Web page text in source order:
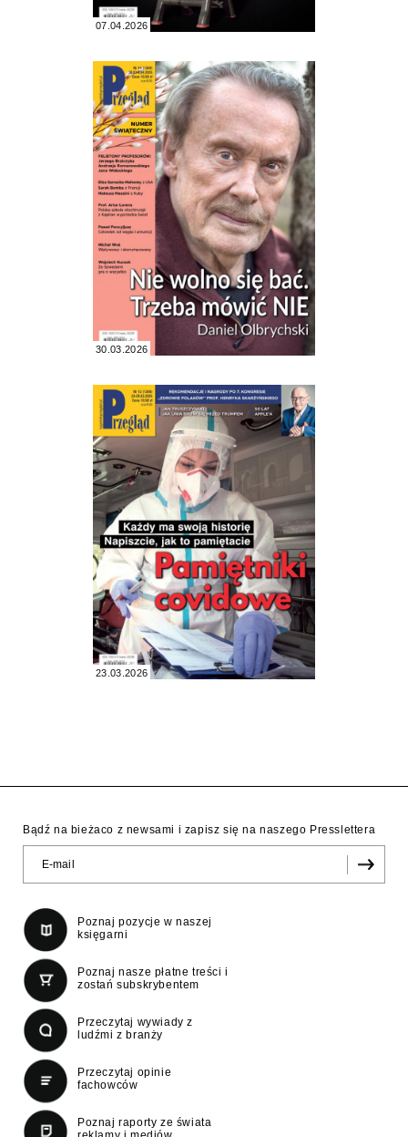
07.04.2026
30.03.2026
23.03.2026
Bądź na bieżaco z newsami i zapisz się na naszego Presslettera
Poznaj pozycje w naszej
księgarni
Poznaj nasze płatne treści i
zostań subskrybentem
Przeczytaj wywiady z
ludźmi z branży
Przeczytaj opinie
fachowców
Poznaj raporty ze świata